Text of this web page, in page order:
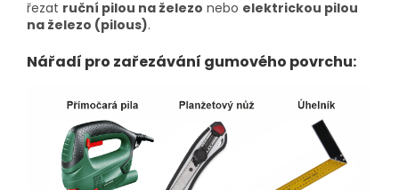
řezat ruční pilou na železo nebo elektrickou pilou
na železo (pilous).
Nářadí pro zařezávání gumového povrchu: